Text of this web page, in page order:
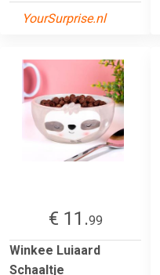
YourSurprise.nl
€ 11.99
Winkee Luiaard
Schaaltje